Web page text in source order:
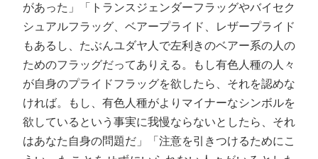
があった」「トランスジェンダーフラッグやバイセク
シュアルフラッグ、ベアープライド、レザープライド
もあるし、たぶんユダヤ人で左利きのベアー系の人の
ためのフラッグだってありえる。もし有色人種の人々
が自身のプライドフラッグを欲したら、それを認めな
ければ。もし、有色人種がよりマイナーなシンボルを
欲しているという事実に我慢ならないとしたら、それ
はあなた自身の問題だ」「注意を引きつけるためにこ